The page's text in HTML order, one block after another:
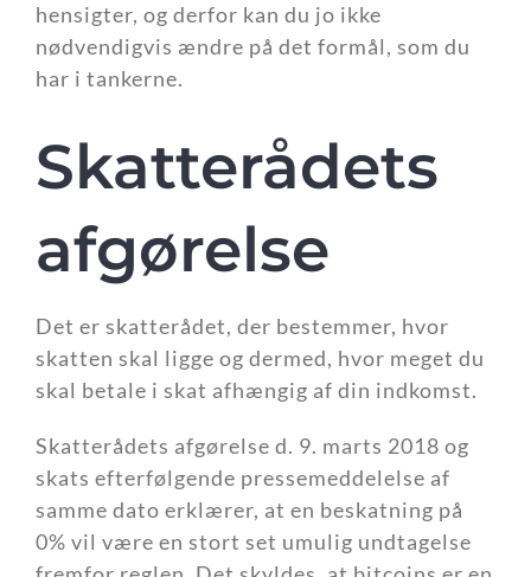
hensigter, og derfor kan du jo ikke
nødvendigvis ændre på det formål, som du
har i tankerne.
Skatterådets
afgørelse
Det er skatterådet, der bestemmer, hvor
skatten skal ligge og dermed, hvor meget du
skal betale i skat afhængig af din indkomst.
Skatterådets afgørelse d. 9. marts 2018 og
skats efterfølgende pressemeddelelse af
samme dato erklærer, at en beskatning på
0% vil være en stort set umulig undtagelse